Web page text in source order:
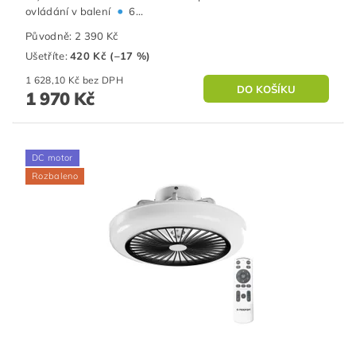
ovládání v balení • 6...
Původně: 2 390 Kč
Ušetříte:420 Kč (–17 %)
1 628,10 Kč bez DPH
1 970 Kč
DC motor
Rozbaleno